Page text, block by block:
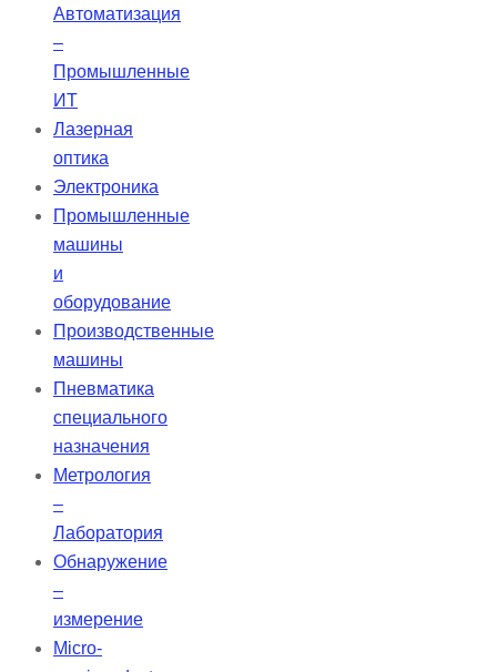
Автоматизация
–
Промышленные
ИТ
Лазерная
оптика
Электроника
Промышленные
машины
и
оборудование
Производственные
машины
Пневматика
специального
назначения
Метрология
–
Лаборатория
Обнаружение
–
измерение
Micro-